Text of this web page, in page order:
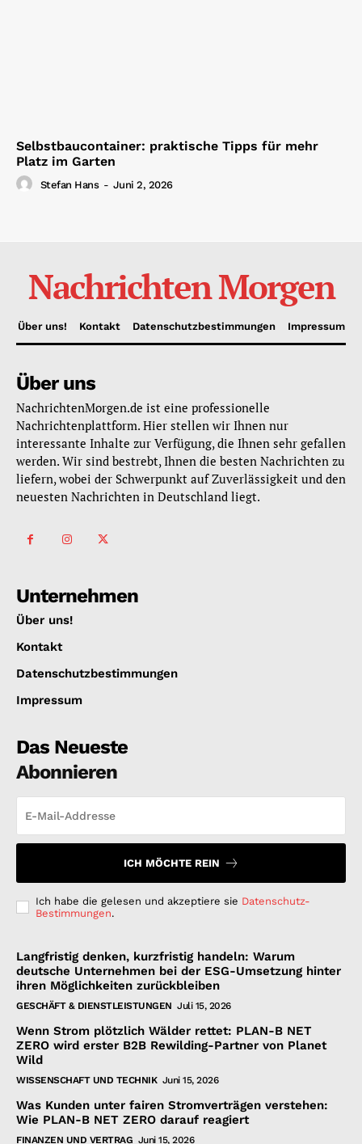
Selbstbaucontainer: praktische Tipps für mehr
Platz im Garten
Stefan Hans - Juni 2, 2026
Nachrichten Morgen
Über uns! Kontakt Datenschutzbestimmungen Impressum
Über uns
NachrichtenMorgen.de ist eine professionelle
Nachrichtenplattform. Hier stellen wir Ihnen nur
interessante Inhalte zur Verfügung, die Ihnen sehr gefallen
werden. Wir sind bestrebt, Ihnen die besten Nachrichten zu
liefern, wobei der Schwerpunkt auf Zuverlässigkeit und den
neuesten Nachrichten in Deutschland liegt.
Unternehmen
Über uns!
Kontakt
Datenschutzbestimmungen
Impressum
Das Neueste
Abonnieren
ICH MÖCHTE REIN
Ich habe die gelesen und akzeptiere sie Datenschutz-
Bestimmungen.
Langfristig denken, kurzfristig handeln: Warum
deutsche Unternehmen bei der ESG-Umsetzung hinter
ihren Möglichkeiten zurückbleiben
GESCHÄFT & DIENSTLEISTUNGEN Juli 15, 2026
Wenn Strom plötzlich Wälder rettet: PLAN-B NET
ZERO wird erster B2B Rewilding-Partner von Planet
Wild
WISSENSCHAFT UND TECHNIK Juni 15, 2026
Was Kunden unter fairen Stromverträgen verstehen:
Wie PLAN-B NET ZERO darauf reagiert
FINANZEN UND VERTRAG Juni 15, 2026